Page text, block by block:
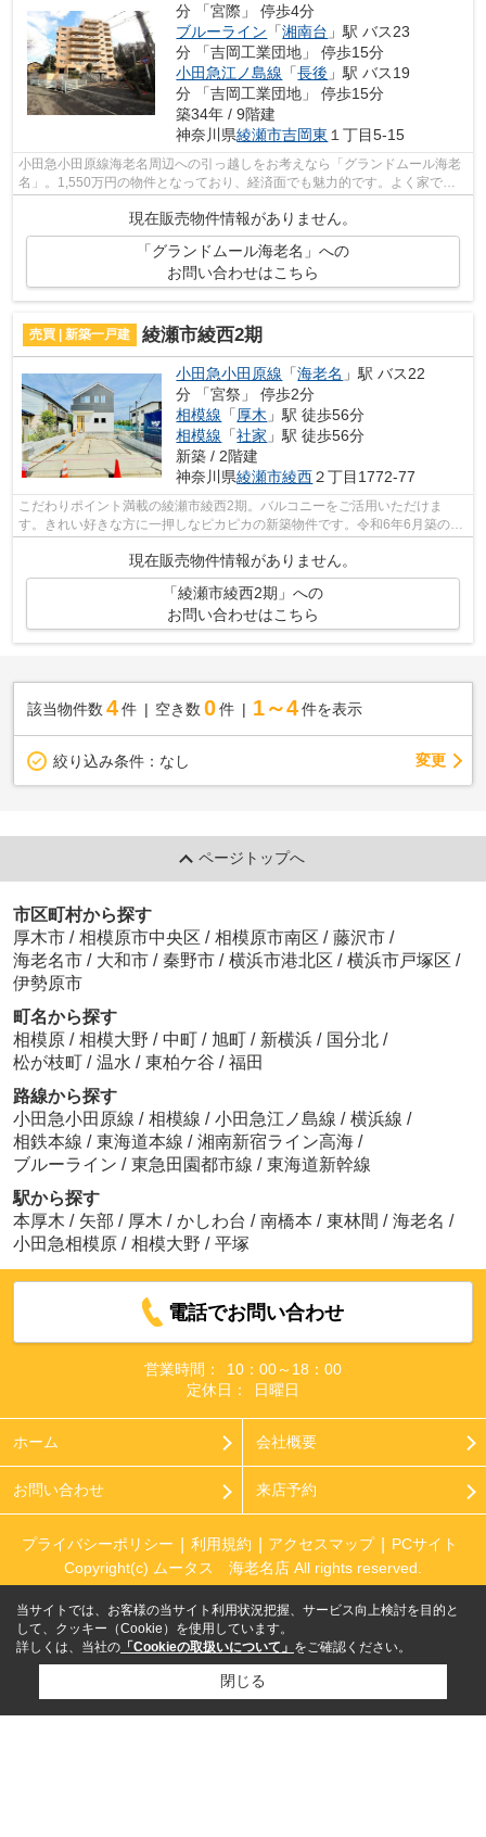
分 「宮際」 停歩4分
ブルーライン 「湘南台 」駅 バス23
分 「吉岡工業団地」 停歩15分
小田急江ノ島線 「長後 」駅 バス19
分 「吉岡工業団地」 停歩15分
築34年 / 9階建
神奈川県綾瀬市吉岡東 １丁目5-15
小田急小田原線海老名周辺への引っ越しをお考えなら「グランドムール海老
名」。1,550万円の物件となっており、経済面でも魅力的です。よく家で料
理をするという方に嬉しいシステムキッ...
現在販売物件情報がありません。
「グランドムール海老名」への
お問い合わせはこちら
売買 | 新築一戸建 綾瀬市綾西2期
小田急小田原線 「海老名 」駅 バス22
分 「宮祭」 停歩2分
相模線 「厚木 」駅 徒歩56分
相模線 「社家 」駅 徒歩56分
新築 / 2階建
神奈川県綾瀬市綾西２丁目1772-77
こだわりポイント満載の綾瀬市綾西2期。バルコニーをご活用いただけま
す。きれい好きな方に一押しなピカピカの新築物件です。令和6年6月築の物
現在販売物件情報がありません。
「綾瀬市綾西2期」への
お問い合わせはこちら
該当物件数 4件 空き数 0 件 1～4 件を表示
絞り込み条件： なし 変更
ページトップへ
市区町村から探す
厚木市 / 相模原市中央区 / 相模原市南区 / 藤沢市 /
海老名市 / 大和市 / 秦野市 / 横浜市港北区 / 横浜市戸塚区 /
伊勢原市
町名から探す
相模原 / 相模大野 / 中町 / 旭町 / 新横浜 / 国分北 /
松が枝町 / 温水 / 東柏ケ谷 / 福田
路線から探す
小田急小田原線 / 相模線 / 小田急江ノ島線 / 横浜線 /
相鉄本線 / 東海道本線 / 湘南新宿ライン高海 /
ブルーライン / 東急田園都市線 / 東海道新幹線
駅から探す
本厚木 / 矢部 / 厚木 / かしわ台 / 南橋本 / 東林間 / 海老名 /
小田急相模原 / 相模大野 / 平塚
電話でお問い合わせ
営業時間：
10：00～18：00
定休日：
日曜日
ホーム 会社概要
お問い合わせ 来店予約
プライバシーポリシー 利用規約 アクセスマップ
PCサイト
Copyright(c) ムータス 海老名店 All rights reserved.
当サイトでは、お客様の当サイト利用状況把握、サービス向上検討を目的と
して、クッキー（Cookie）を使用しています。
詳しくは、当社の 「Cookieの取扱いについて」 をご確認ください。
閉じる